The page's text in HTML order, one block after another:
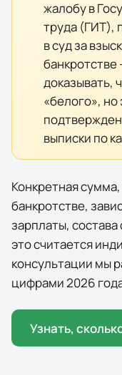
жалобу в
труда (ГИТ),
в суд за
доказывать,
«белого»,
выписки по
Конкретная
банкротстве,
зарплаты,
это считается
консультации мы
цифрами2026
Узнать,